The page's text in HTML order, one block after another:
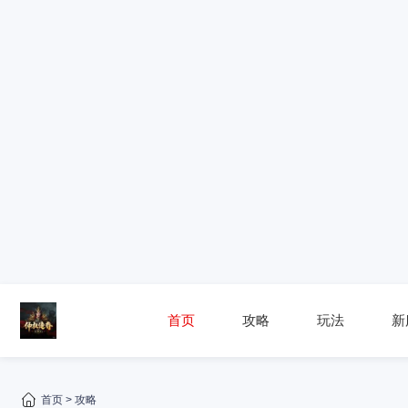
首页 攻略 玩法
首页 > 攻略